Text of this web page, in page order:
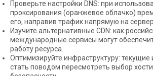
Проверьте настройки DNS: при
проксирования (оранжевое облачко)
его, направив трафик напрямую на сервер.
Изучите альтернативные CDN: как
международные сервисы могут
работу ресурса.
Оптимизируйте инфраструктуру: текущие
стать поводом пересмотреть выбор